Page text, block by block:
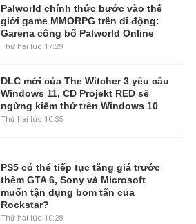
Palworld chính thức bước vào thế
giới game MMORPG trên di động:
Garena công bố Palworld Online
Thứ hai lúc 17:29
DLC mới của The Witcher 3 yêu cầu
Windows 11, CD Projekt RED sẽ
ngừng kiểm thử trên Windows 10
Thứ hai lúc 10:35
PS5 có thể tiếp tục tăng giá trước
thềm GTA 6, Sony và Microsoft
muốn tận dụng bom tấn của
Rockstar?
Thứ hai lúc 10:28